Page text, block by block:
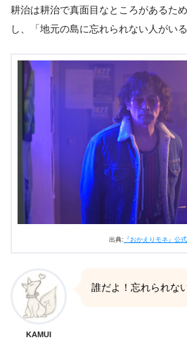
耕治は耕治で真面目なところがあるた
し、「地元の島に忘れられない人がい
出典: 『おかえりモネ』公
KAMUI
誰だよ！忘れられな